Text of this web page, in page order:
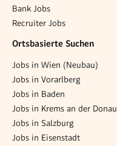
Bank Jobs
Recruiter Jobs
Ortsbasierte Suchen
Jobs in Wien (Neubau)
Jobs in Vorarlberg
Jobs in Baden
Jobs in Krems an der Donau
Jobs in Salzburg
Jobs in Eisenstadt